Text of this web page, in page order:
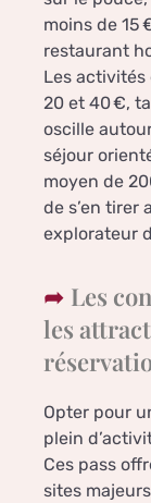
moins de 15
restaurant
Les
20 et 40 €,
oscille
séjour
moyen de
de s’en tirer
explorateur
Les
les
Opter pour
plein
Ces pass
sites